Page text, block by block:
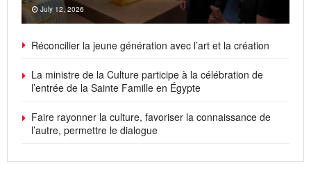
July 12, 2026
Réconcilier la jeune génération avec l’art et la création
La ministre de la Culture participe à la célébration de
l’entrée de la Sainte Famille en Égypte
Faire rayonner la culture, favoriser la connaissance de
l’autre, permettre le dialogue